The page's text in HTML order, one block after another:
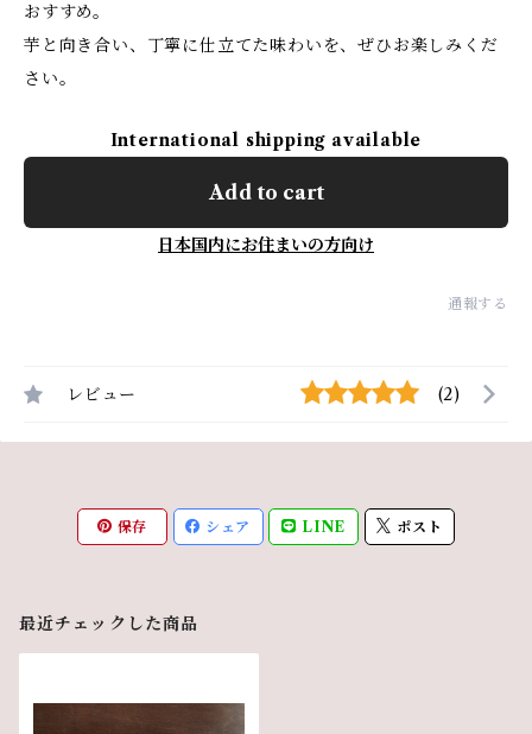
おすすめ。
芋と向き合い、丁寧に仕立てた味わいを、ぜひお楽しみくだ
さい。
International shipping available
Add to cart
日本国内にお住まいの方向け
通報する
レビュー (2)
保存 シェア LINE ポスト
最近チェックした商品